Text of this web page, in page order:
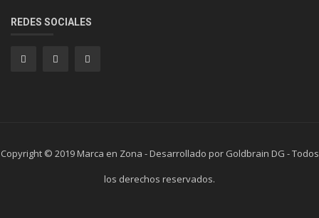
REDES SOCIALES
Copyright © 2019 Marca en Zona - Desarrollado por Goldbrain DG - Todos
los derechos reservados.